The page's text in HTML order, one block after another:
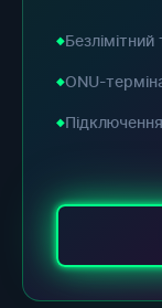
Безлімітний
ONU-